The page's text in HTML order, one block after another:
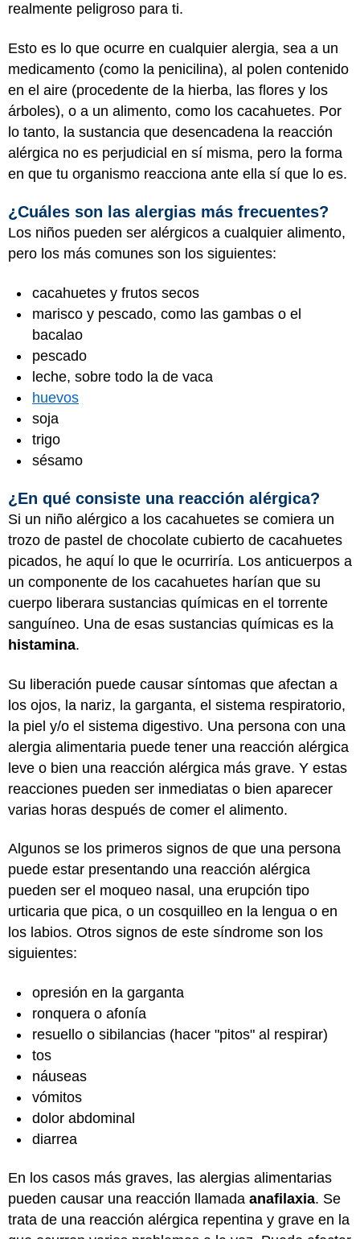
realmente peligroso para ti.
Esto es lo que ocurre en cualquier alergia, sea a un
medicamento (como la penicilina), al polen contenido
en el aire (procedente de la hierba, las flores y los
árboles), o a un alimento, como los cacahuetes. Por
lo tanto, la sustancia que desencadena la reacción
alérgica no es perjudicial en sí misma, pero la forma
en que tu organismo reacciona ante ella sí que lo es.
¿Cuáles son las alergias más frecuentes?
Los niños pueden ser alérgicos a cualquier alimento,
pero los más comunes son los siguientes:
cacahuetes y frutos secos
marisco y pescado, como las gambas o el
bacalao
pescado
leche, sobre todo la de vaca
huevos
soja
trigo
sésamo
¿En qué consiste una reacción alérgica?
Si un niño alérgico a los cacahuetes se comiera un
trozo de pastel de chocolate cubierto de cacahuetes
picados, he aquí lo que le ocurriría. Los anticuerpos a
un componente de los cacahuetes harían que su
cuerpo liberara sustancias químicas en el torrente
sanguíneo. Una de esas sustancias químicas es la
histamina.
Su liberación puede causar síntomas que afectan a
los ojos, la nariz, la garganta, el sistema respiratorio,
la piel y/o el sistema digestivo. Una persona con una
alergia alimentaria puede tener una reacción alérgica
leve o bien una reacción alérgica más grave. Y estas
reacciones pueden ser inmediatas o bien aparecer
varias horas después de comer el alimento.
Algunos se los primeros signos de que una persona
puede estar presentando una reacción alérgica
pueden ser el moqueo nasal, una erupción tipo
urticaria que pica, o un cosquilleo en la lengua o en
los labios. Otros signos de este síndrome son los
siguientes:
opresión en la garganta
ronquera o afonía
resuello o sibilancias (hacer "pitos" al respirar)
tos
náuseas
vómitos
dolor abdominal
diarrea
En los casos más graves, las alergias alimentarias
pueden causar una reacción llamada anafilaxia. Se
trata de una reacción alérgica repentina y grave en la